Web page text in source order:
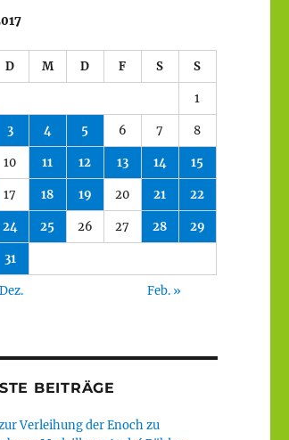
D M D F S S
1
3 4 5 6 7 8
10 11 12 13 14 15
17 18 19 20 21 22
24 25 26 27 28 29
31
Feb. »
BEITRÄGE
Verleihung der Enoch zu